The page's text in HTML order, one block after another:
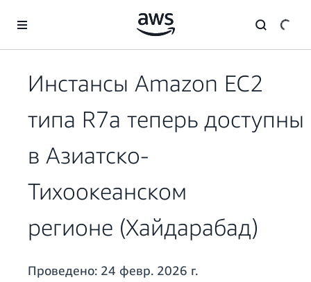
Перейти к главному контенту
Инстансы Amazon EC2
типа R7a теперь доступны
в Азиатско-
Тихоокеанском
регионе (Хайдарабад)
Проведено: 24 февр. 2026 г.